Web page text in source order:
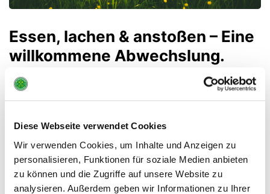
Diese Webseite verwendet Cookies
Wir verwenden Cookies, um Inhalte und Anzeigen zu
personalisieren, Funktionen für soziale Medien anbieten
zu können und die Zugriffe auf unsere Website zu
analysieren. Außerdem geben wir Informationen zu Ihrer
Essen, lachen & anstoßen – Eine
willkommene Abwechslung.
Wir laden euch ganz herzlich zum SG
Buxtehude-Altkloster e. V. Sommerfest ein!
Beginn:Samstag, 09.07.2022 ab 14:30 Uhr
Wo:Detlef-Milke-Anlage
Sonstiges:Teller, Becher & Besteck bitte
mitbringen